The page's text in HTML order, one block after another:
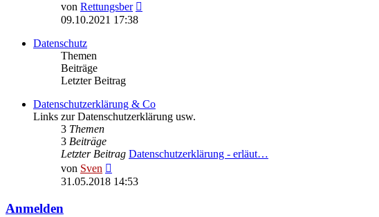
von Rettungsber
09.10.2021 17:38
Datenschutz
Themen
Beiträge
Letzter Beitrag
Datenschutzerklärung & Co
Links zur Datenschutzerklärung usw.
3 Themen
3 Beiträge
Letzter Beitrag Datenschutzerklärung - erläut…
von Sven
Beitrag
31.05.2018 14:53
Anmelden